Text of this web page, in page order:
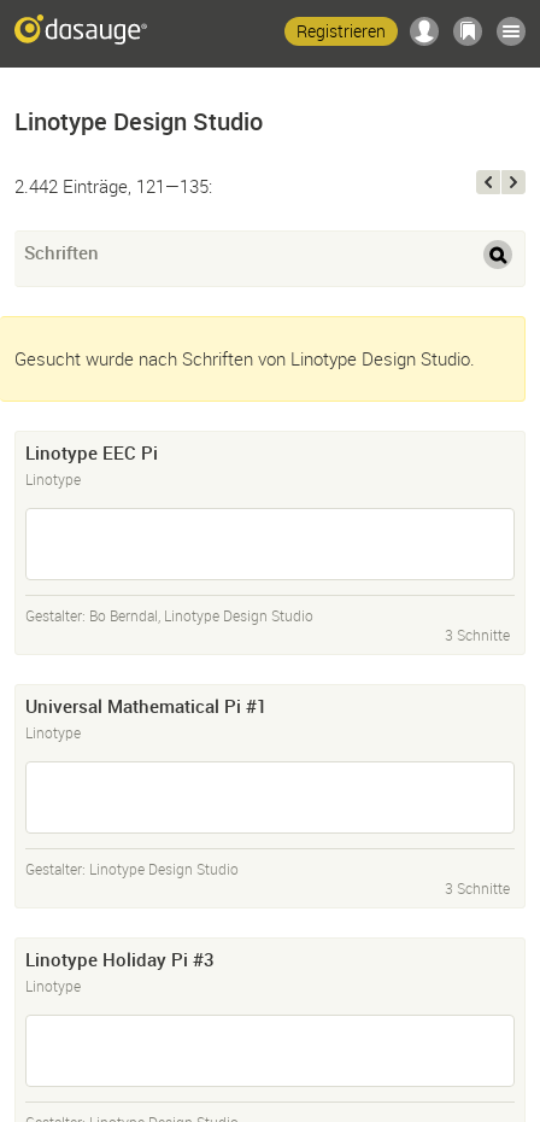
Registrieren
Linotype Design Studio
2.442 Einträge, 121—135:
Schriften
Gesucht wurde nach Schriften von Linotype Design Studio.
Linotype EEC Pi
Linotype
Gestalter: Bo Berndal, Linotype Design Studio
3 Schnitte
Universal Mathematical Pi #1
Linotype
Gestalter: Linotype Design Studio
3 Schnitte
Linotype Holiday Pi #3
Linotype